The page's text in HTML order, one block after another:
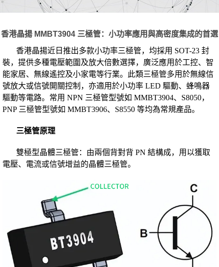
香港晶揚 MMBT3904 三極管：小功率應用與高密度集成的首選
香港晶揚近日推出多款小功率三極管，均採用 SOT-23 封
裝，提供多種電壓範圍及放大倍數選擇，廣泛應用於工控、智
能家居、無線遙控及小家電等行業。此類三極管多用於無線信
號放大或信號開關控制，亦適用於小功率 LED 驅動、蜂鳴器
驅動等電路。常用 NPN 三極管型號如 MMBT3904、S8050，
PNP 三極管型號如 MMBT3906、S8550 等均為常規產品。
三極管原理
雙極型晶體三極管：由兩個背對背 PN 結構成，用以獲取
電壓、電流或信號增益的晶體三極管。